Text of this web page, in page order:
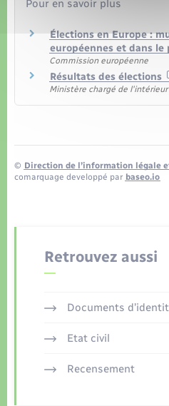
Pour en savoir plus
Élections en Europe :
européennes et dans le
Commission européenne
Résultats des élections
Ministère chargé de l'intérieur
© Direction de l’information légale
comarquage developpé par baseo.io
Retrouvez aussi
Documents
Etat civil
Recensement